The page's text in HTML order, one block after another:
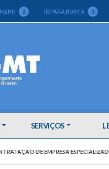
2 IR PARA BUSCA 3
SERVIÇOS
DE EMPRESA